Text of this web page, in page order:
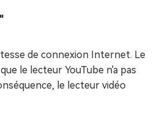
de connexion Internet. Le
le lecteur YouTube n'a pas
le lecteur vidéo